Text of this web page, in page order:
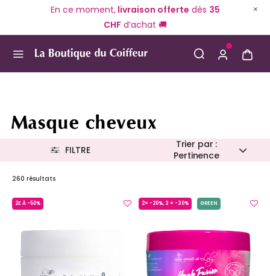
En ce moment,livraison offerte dès 35
CHF d’achat 🚚
Masque cheveux
Trier par :
Pertinence
FILTRE
260 résultats
2E À -50% 2= -20%, 3 = -30% GREEN